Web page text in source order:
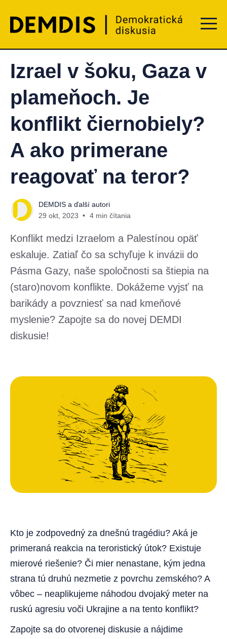
Menu
Izrael v šoku, Gaza v
plameňoch. Je
konflikt čiernobiely?
A ako primerane
reagovať na teror?
DEMDIS a ďalší autori
29 okt, 2023
4 min čítania
Konflikt medzi Izraelom a Palestínou opäť
eskaluje. Zatiaľ čo sa schyľuje k invázii do
Pásma Gazy, naše spoločnosti sa štiepia na
(staro)novom konflikte. Dokážeme vyjsť na
barikády a povzniesť sa nad kmeňové
myslenie? Zapojte sa do novej DEMDI
diskusie!
Kto je zodpovedný za dnešnú tragédiu? Aká je
primeraná reakcia na teroristický útok? Existuje
mierové riešenie? Či mier nenastane, kým jedna
strana tú druhú nezmetie z povrchu zemského? A
vôbec – neaplikujeme náhodou dvojaký meter na
ruskú agresiu voči Ukrajine a na tento konflikt?
Zapojte sa do otvorenej diskusie a nájdime